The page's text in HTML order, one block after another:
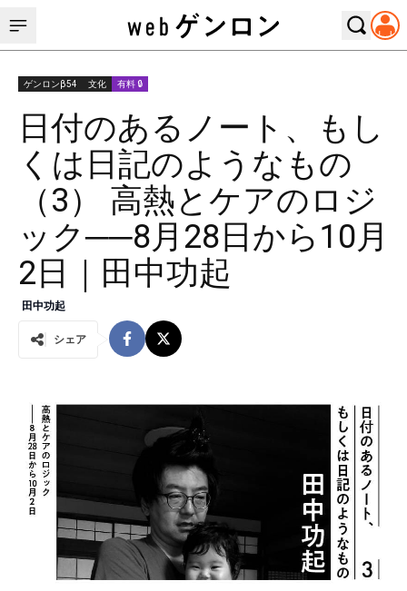
ゲンロンβ54 文化 有料 🔒
日付のあるノート、もし
くは日記のようなもの
（3） 高熱とケアのロジ
ック──8月28日から10月
2日｜田中功起
田中功起
シェア